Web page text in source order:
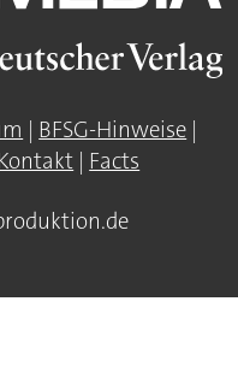
| BFSG-Hinweise |
| Facts